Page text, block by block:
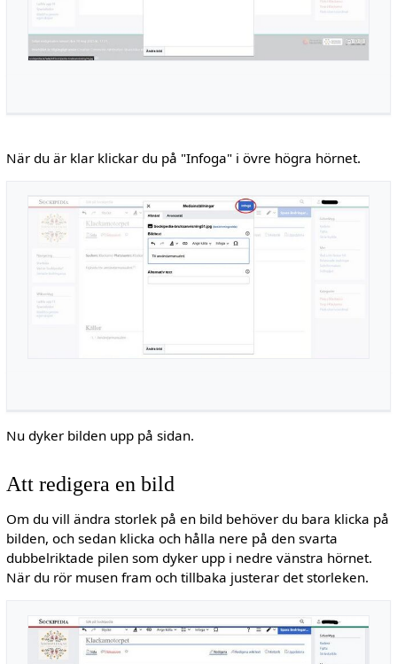
När du är klar klickar du på "Infoga" i övre högra hörnet.
Nu dyker bilden upp på sidan.
Att redigera en bild
Om du vill ändra storlek på en bild behöver du bara klicka på
bilden, och sedan klicka och hålla nere på den svarta
dubbelriktade pilen som dyker upp i nedre vänstra hörnet.
När du rör musen fram och tillbaka justerar det storleken.